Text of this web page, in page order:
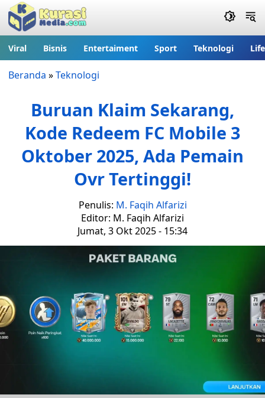
Viral Bisnis Entertaiment Sport Teknologi
Beranda »Teknologi
Buruan Klaim Sekarang,
Kode Redeem FC Mobile 3
Oktober 2025, Ada Pemain
Ovr Tertinggi!
Penulis: M. Faqih Alfarizi
Editor: M. Faqih Alfarizi
Jumat, 3 Okt 2025 - 15:34